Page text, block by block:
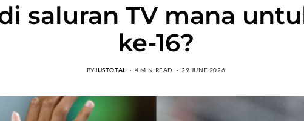
saluran TV mana
ke-16?
BY JUSTOTAL 4 MIN READ 29 JUNE 2026